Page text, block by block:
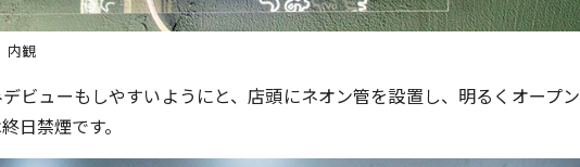
内観
ビューもしやすいようにと、店頭にネオン管を設置し、明るくオープン
日禁煙です。